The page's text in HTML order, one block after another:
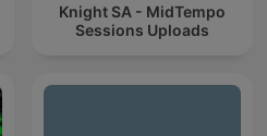
Knight SA - MidTempo
Sessions Uploads